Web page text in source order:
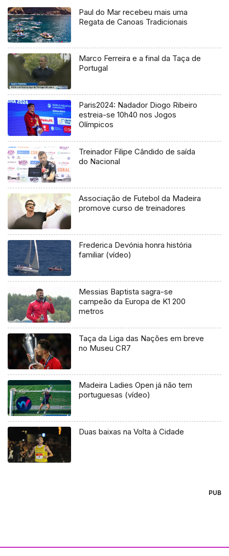
Paul do Mar recebeu mais uma
Regata de Canoas Tradicionais
Marco Ferreira e a final da Taça de
Portugal
Paris2024: Nadador Diogo Ribeiro
estreia-se 10h40 nos Jogos
Olímpicos
Treinador Filipe Cândido de saída
do Nacional
Associação de Futebol da Madeira
promove curso de treinadores
Frederica Devónia honra história
familiar (vídeo)
Messias Baptista sagra-se
campeão da Europa de K1 200
metros
Taça da Liga das Nações em breve
no Museu CR7
Madeira Ladies Open já não tem
portuguesas (vídeo)
Duas baixas na Volta à Cidade
PUB